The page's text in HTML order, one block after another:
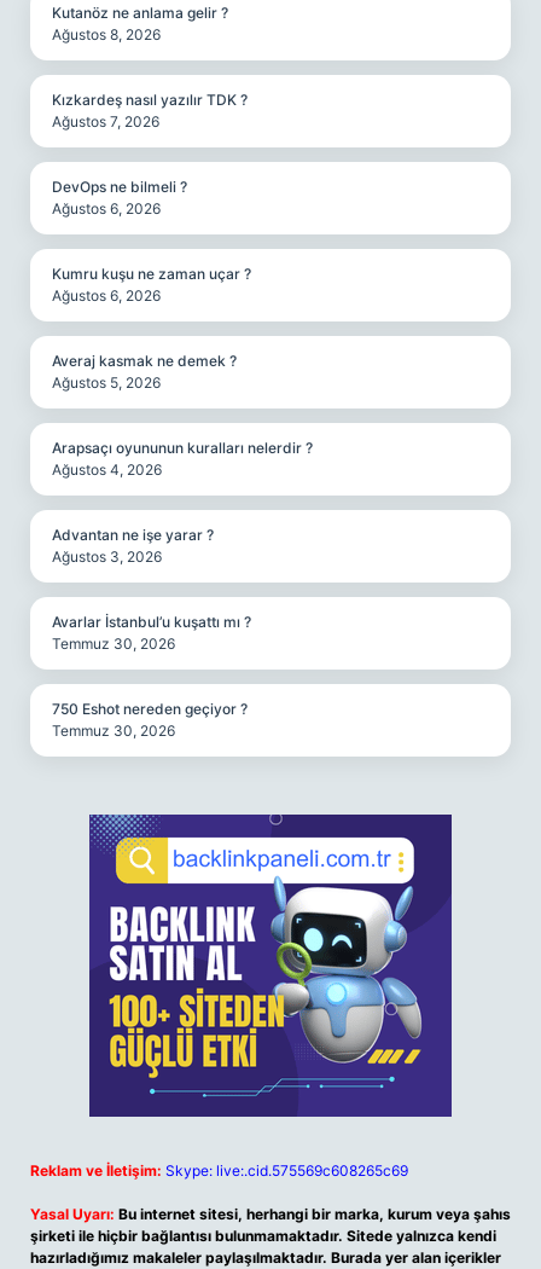
Kutanöz ne anlama gelir ?
Ağustos 8, 2026
Kızkardeş nasıl yazılır TDK ?
Ağustos 7, 2026
DevOps ne bilmeli ?
Ağustos 6, 2026
Kumru kuşu ne zaman uçar ?
Ağustos 6, 2026
Averaj kasmak ne demek ?
Ağustos 5, 2026
Arapsaçı oyununun kuralları nelerdir ?
Ağustos 4, 2026
Advantan ne işe yarar ?
Ağustos 3, 2026
Avarlar İstanbul’u kuşattı mı ?
Temmuz 30, 2026
750 Eshot nereden geçiyor ?
Temmuz 30, 2026
Reklam ve İletişim: Skype: live:.cid.575569c608265c69
Yasal Uyarı: Bu internet sitesi, herhangi bir marka, kurum veya şahıs
şirketi ile hiçbir bağlantısı bulunmamaktadır. Sitede yalnızca kendi
hazırladığımız makaleler paylaşılmaktadır. Burada yer alan içerikler